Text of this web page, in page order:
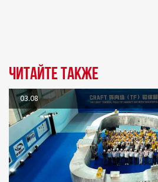
Читайте также
03.08